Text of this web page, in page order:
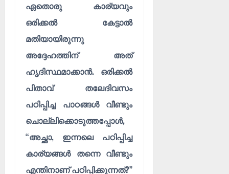
ഏതൊരു കാര്യവും
ഒരിക്കൽ കേട്ടാൽ
മതിയായിരുന്നു
അദ്ദേഹത്തിന് അത്
ഹൃദിസ്ഥമാക്കാൻ. ഒരിക്കൽ
പിതാവ് തലേദിവസം
പഠിപ്പിച്ച പാഠങ്ങൾ വീണ്ടും
ചൊല്ലിക്കൊടുത്തപ്പോൾ,
“അച്ഛാ, ഇന്നലെ പഠിപ്പിച്ച
കാര്യങ്ങൾ തന്നെ വീണ്ടും
എന്തിനാണ് പഠിപ്പിക്കുന്നത്?”